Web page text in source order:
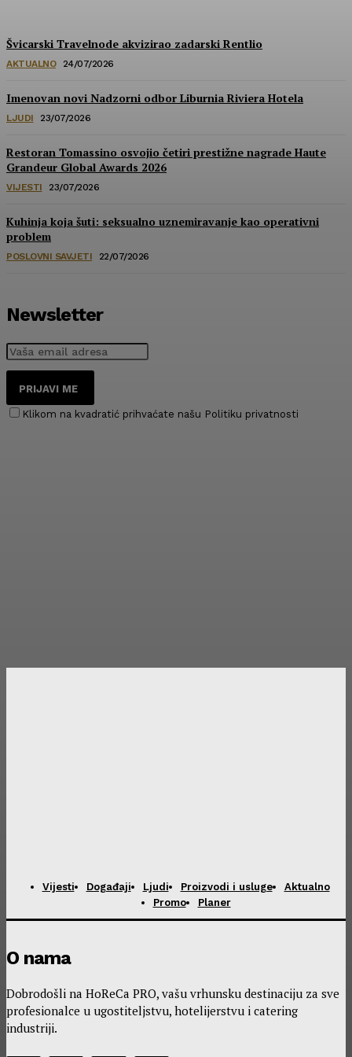
Švicarski Travelnode akvizirao zadarski Rentlio
AKTUALNO 24/07/2026
Imenovan novi Nadzorni odbor Liburnia Riviera Hotela
LJUDI 23/07/2026
Restoran Tomassino osvojio četiri prestižne nagrade Haute
Grandeur Global Awards 2026
VIJESTI 23/07/2026
Kuhinja koja šuti: seksualno uznemiravanje kao operativni
problem
POSLOVNI SAVJETI 22/07/2026
Newsletter
PRIJAVI ME
Klikom na kvadratić prihvaćate našu Politiku privatnosti
Vijesti Događaji Ljudi Proizvodi i usluge
Aktualno
Promo
Planer
O nama
Dobrodošli na HoReCa PRO, vašu vrhunsku destinaciju za sve
profesionalce u ugostiteljstvu, hotelijerstvu i catering
industriji.